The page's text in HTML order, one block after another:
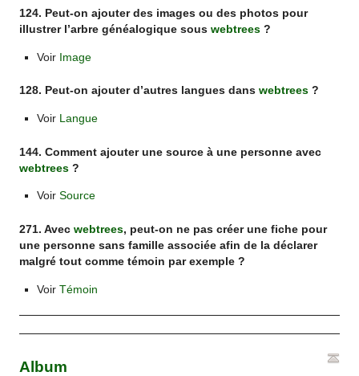
124. Peut-on ajouter des images ou des photos pour
illustrer l’arbre généalogique souswebtrees ?
Voir Image
128. Peut-on ajouter d’autres langues danswebtrees ?
Voir Langue
144. Comment ajouter une source à une personne avec
webtrees ?
Voir Source
271. Avecwebtrees, peut-on ne pas créer une fiche pour
une personne sans famille associée afin de la déclarer
malgré tout comme témoin par exemple ?
Voir Témoin
Album